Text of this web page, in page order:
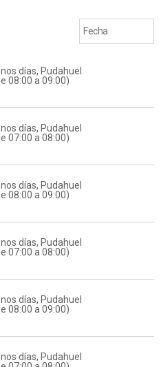
días, Pudahuel
08:00 a 09:00)
días, Pudahuel
07:00 a 08:00)
días, Pudahuel
08:00 a 09:00)
días, Pudahuel
07:00 a 08:00)
días, Pudahuel
08:00 a 09:00)
días, Pudahuel